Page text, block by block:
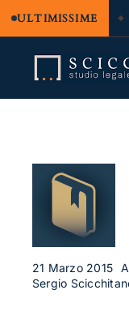
ULTIMISSIME
e regresso
contenuto
Approfondimenti
Contatti
21 Marzo 2015
Sergio